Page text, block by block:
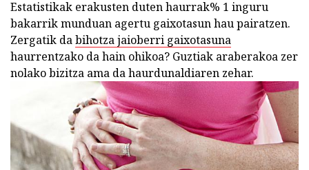
Estatistikak erakusten duten haurrak% 1 inguru
bakarrik munduan agertu gaixotasun hau pairatzen.
Zergatik dabihotza jaioberri gaixotasuna
haurrentzako da hain ohikoa? Guztiak araberakoa zer
nolako bizitza ama da haurdunaldiaren zehar.